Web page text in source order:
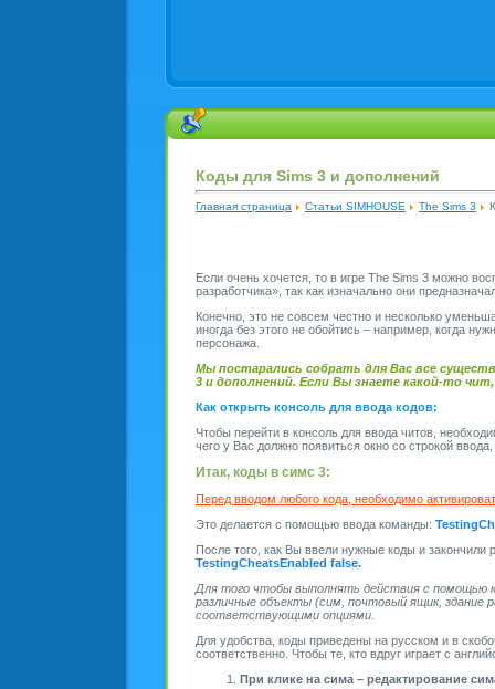
Коды для Sims 3 и дополнений
Главная страница Статьи SIMHOUSE The Sims 3
Если очень хочется, то в игре The Sims 3 можно
разработчика», так как изначально они
Конечно, это не совсем честно и несколько
иногда без этого не обойтись – например, когда
персонажа.
Мы постарались собрать для Вас все
3 и дополнений. Если Вы знаете какой-то
Как открыть консоль для ввода кодов:
Чтобы перейти в консоль для ввода читов,
чего у Вас должно появиться окно со строкой
Итак, коды в симс 3:
Перед вводом любого кода, необходимо
Это делается с помощью ввода команды:
После того, как Вы ввели нужные коды и закончили
TestingCheatsEnabled false.
Для того чтобы выполнять действия с помощью
различные объекты (сим, почтовый ящик, здание
соответствующими опциями.
Для удобства, коды приведены на русском и в
соответственно. Чтобы те, кто вдруг играет с
При клике на сима – редактирование